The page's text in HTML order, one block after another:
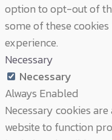
option to opt-out of
some of these
experience.
Necessary
Necessary
Always Enabled
Necessary cookies
website to function